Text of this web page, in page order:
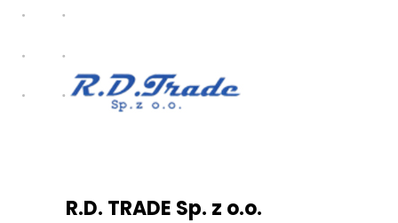
R.D. TRADE Sp. z o.o.